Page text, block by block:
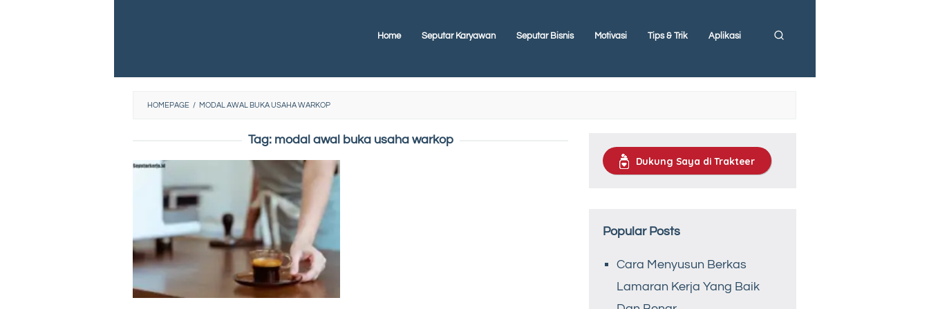
Home Seputar Karyawan Seputar Bisnis Motivasi Tips & Trik Aplikasi
HOMEPAGE / MODAL AWAL BUKA USAHA WARKOP
Tag: modal awal buka usaha warkop
Dukung Saya di Trakteer
Popular Posts
Cara Menyusun Berkas
Lamaran Kerja Yang Baik